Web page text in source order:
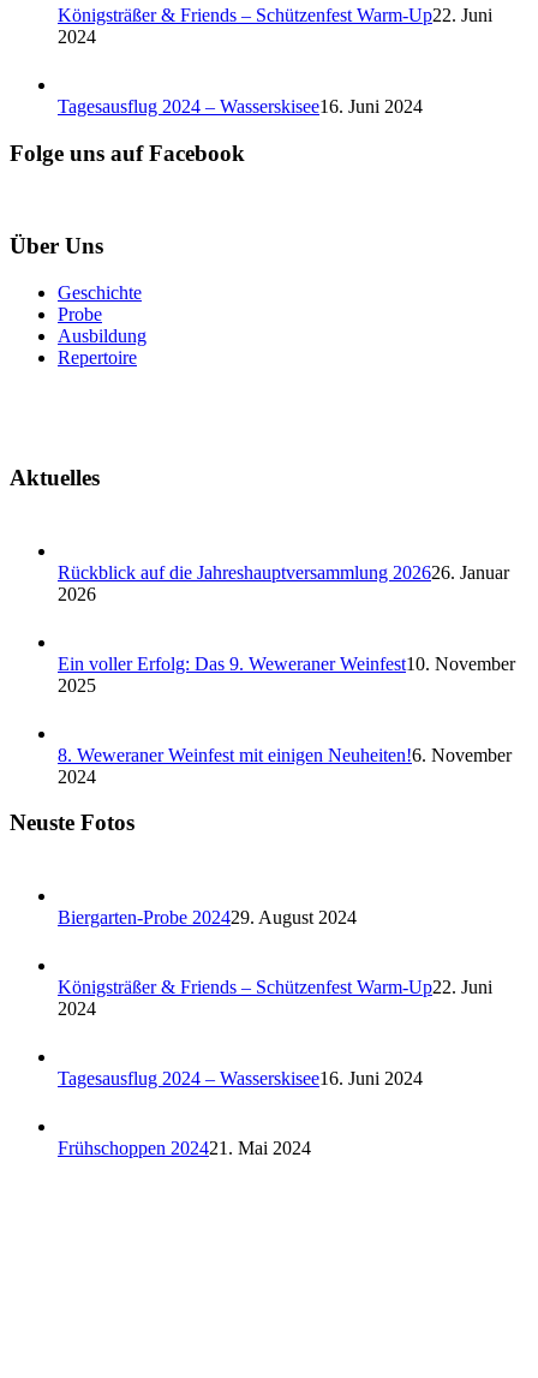
Königsträßer & Friends – Schützenfest Warm-Up22. Juni
2024
Tagesausflug 2024 – Wasserskisee16. Juni 2024
Folge uns auf Facebook
Über Uns
Geschichte
Probe
Ausbildung
Repertoire
Aktuelles
Rückblick auf die Jahreshauptversammlung 202626. Januar
2026
Ein voller Erfolg: Das 9. Weweraner Weinfest10. November
2025
8. Weweraner Weinfest mit einigen Neuheiten!6. November
2024
Neuste Fotos
Biergarten-Probe 202429. August 2024
Königsträßer & Friends – Schützenfest Warm-Up22. Juni
2024
Tagesausflug 2024 – Wasserskisee16. Juni 2024
Frühschoppen 202421. Mai 2024